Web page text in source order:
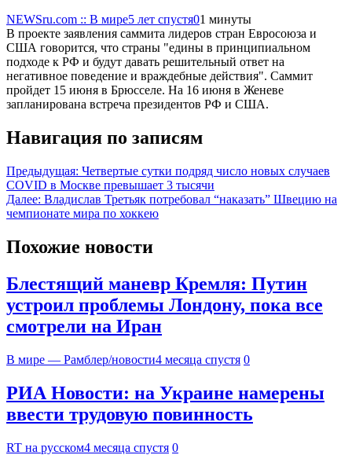
NEWSru.com :: В мире5 лет спустя01 минуты
В проекте заявления саммита лидеров стран Евросоюза и
США говорится, что страны "едины в принципиальном
подходе к РФ и будут давать решительный ответ на
негативное поведение и враждебные действия". Саммит
пройдет 15 июня в Брюсселе. На 16 июня в Женеве
запланирована встреча президентов РФ и США.
Навигация по записям
Предыдущая: Четвертые сутки подряд число новых случаев
COVID в Москве превышает 3 тысячи
Далее: Владислав Третьяк потребовал “наказать” Швецию на
чемпионате мира по хоккею
Похожие новости
Блестящий маневр Кремля: Путин
устроил проблемы Лондону, пока все
смотрели на Иран
В мире — Рамблер/новости4 месяца спустя 0
РИА Новости: на Украине намерены
ввести трудовую повинность
RT на русском4 месяца спустя 0